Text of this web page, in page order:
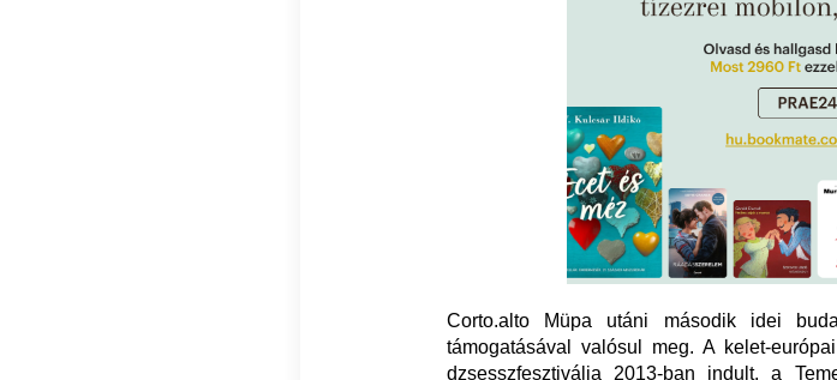
Corto.alto Müpa utáni második idei
támogatásával valósul meg. A kelet-
dzsesszfesztiválja 2013-ban indult, a